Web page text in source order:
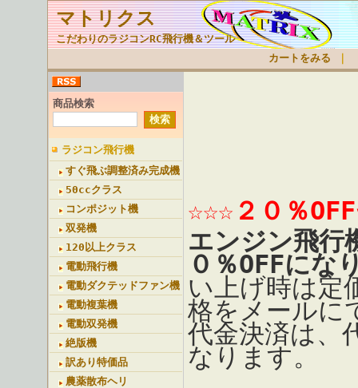
マトリクス
こだわりのラジコンRC飛行機＆ツール
カートをみる
商品検索
ラジコン飛行機
すぐ飛ぶ調整済み完成機
50ccクラス
コンポジット機
双発機
120以上クラス
電動飛行機
電動ダクテッドファン機
電動複葉機
電動双発機
絶版機
訳あり特価品
農薬散布ヘリ
☆☆☆２０％
エンジン飛行
０％OFFにな
い上げ時は定
格をメールに
代金決済は、
なります。